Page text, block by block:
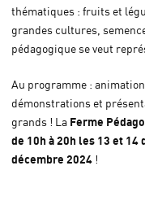
thématiques : fruits et
grandes cultures,
pédagogique se veut
Au programme :
démonstrations et
grands ! La Ferme
de 10h à 20h les 13 et 14
décembre 2024 !